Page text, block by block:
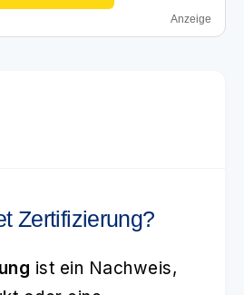
Anzeige
Zertifizierung?
ist ein Nachweis,